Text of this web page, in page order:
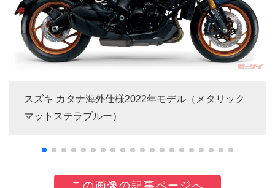
スズキ カタナ海外仕様2022年モデル（メタリック
マットステラブルー）
この画像の記事ページへ